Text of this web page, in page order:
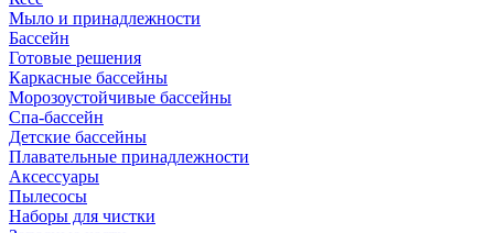
Мыло и принадлежности
Бассейн
Готовые решения
Каркасные бассейны
Морозоустойчивые бассейны
Спа-бассейн
Детские бассейны
Плавательные принадлежности
Аксессуары
Пылесосы
Наборы для чистки